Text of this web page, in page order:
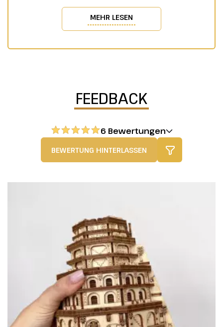
MEHR LESEN
FEEDBACK
6 Bewertungen
BEWERTUNG HINTERLASSEN